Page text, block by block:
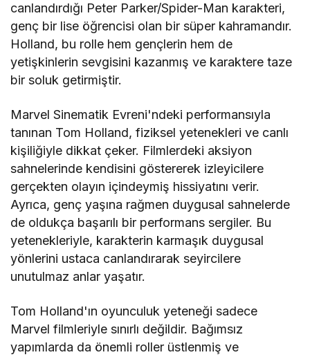
canlandırdığı Peter Parker/Spider-Man karakteri,
genç bir lise öğrencisi olan bir süper kahramandır.
Holland, bu rolle hem gençlerin hem de
yetişkinlerin sevgisini kazanmış ve karaktere taze
bir soluk getirmiştir.
Marvel Sinematik Evreni'ndeki performansıyla
tanınan Tom Holland, fiziksel yetenekleri ve canlı
kişiliğiyle dikkat çeker. Filmlerdeki aksiyon
sahnelerinde kendisini göstererek izleyicilere
gerçekten olayın içindeymiş hissiyatını verir.
Ayrıca, genç yaşına rağmen duygusal sahnelerde
de oldukça başarılı bir performans sergiler. Bu
yetenekleriyle, karakterin karmaşık duygusal
yönlerini ustaca canlandırarak seyircilere
unutulmaz anlar yaşatır.
Tom Holland'ın oyunculuk yeteneği sadece
Marvel filmleriyle sınırlı değildir. Bağımsız
yapımlarda da önemli roller üstlenmiş ve